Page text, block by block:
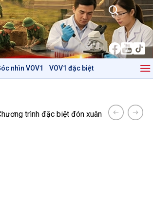
nhìn VOV1 VOV1 đặc biệt
Mùa vàng
trình đặc biệt đón xuân Mậu Tuất